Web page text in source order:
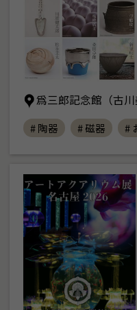
爲三郎記念館（古
# 陶器 # 磁器 #